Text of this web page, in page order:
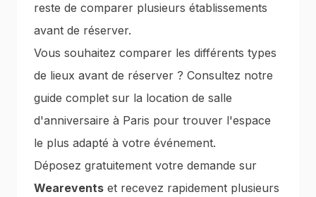
reste de comparer plusieurs établissements
avant de réserver.
Vous souhaitez comparer les différents types
de lieux avant de réserver ? Consultez notre
guide complet sur la location de salle
d'anniversaire à Paris pour trouver l'espace
le plus adapté à votre événement.
Déposez gratuitement votre demande sur
Wearevents et recevez rapidement plusieurs